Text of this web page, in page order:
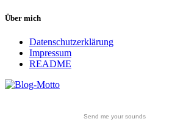
Über mich
Datenschutzerklärung
Impressum
README
Send me your sounds